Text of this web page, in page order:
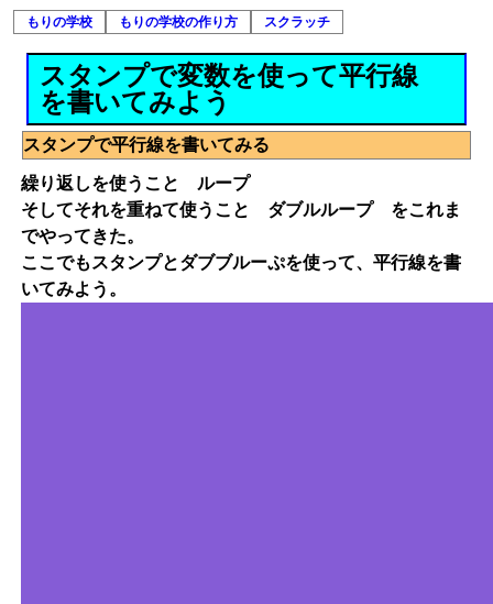
もりの学校 もりの学校の作り方 スクラッチ
スタンプで変数を使って平行線
を書いてみよう
スタンプで平行線を書いてみる
繰り返しを使うこと ループ
そしてそれを重ねて使うこと ダブルループ をこれま
でやってきた。
ここでもスタンプとダブブルーぷを使って、平行線を書
いてみよう。